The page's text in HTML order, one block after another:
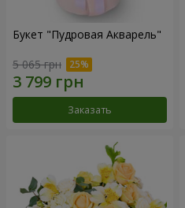
Букет "Пудровая Акварель"
5 065 грн
Заказать